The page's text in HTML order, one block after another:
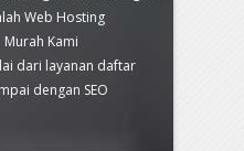
Web Hosting
Kami
dari layanan daftar
dengan SEO